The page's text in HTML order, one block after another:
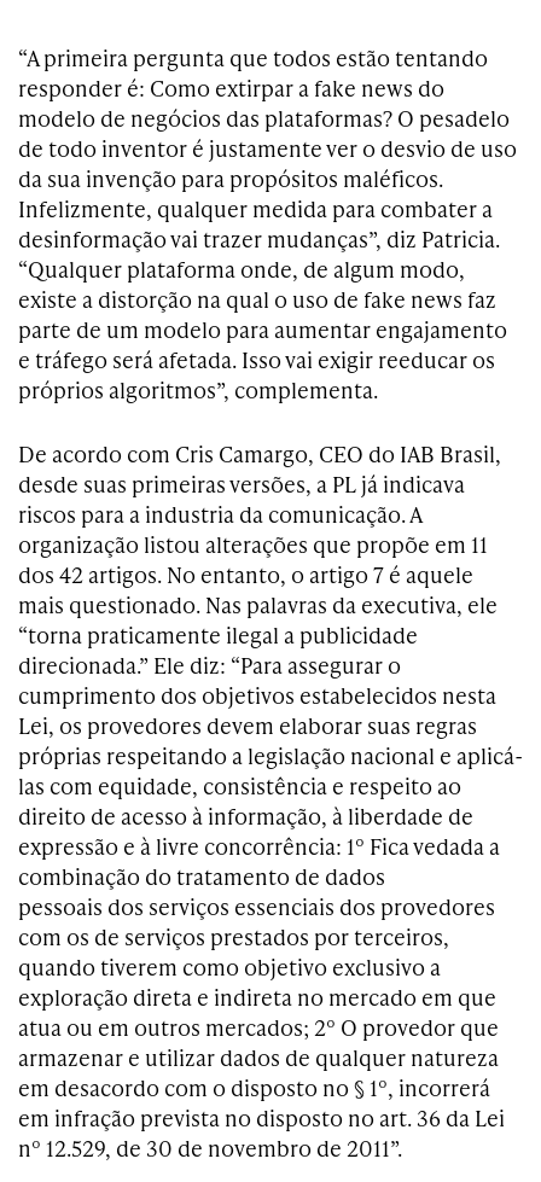
“A primeira pergunta que todos estão tentando
responder é: Como extirpar a fake news do
modelo de negócios das plataformas? O pesadelo
de todo inventor é justamente ver o desvio de uso
da sua invenção para propósitos maléficos.
Infelizmente, qualquer medida para combater a
desinformação vai trazer mudanças”, diz Patricia.
“Qualquer plataforma onde, de algum modo,
existe a distorção na qual o uso de fake news faz
parte de um modelo para aumentar engajamento
e tráfego será afetada. Isso vai exigir reeducar os
próprios algoritmos”, complementa.
De acordo com Cris Camargo, CEO do IAB Brasil,
desde suas primeiras versões, a PL já indicava
riscos para a industria da comunicação. A
organização listou alterações que propõe em 11
dos 42 artigos. No entanto, o artigo 7 é aquele
mais questionado. Nas palavras da executiva, ele
“torna praticamente ilegal a publicidade
direcionada.” Ele diz: “Para assegurar o
cumprimento dos objetivos estabelecidos nesta
Lei, os provedores devem elaborar suas regras
próprias respeitando a legislação nacional e aplicá-
las com equidade, consistência e respeito ao
direito de acesso à informação, à liberdade de
expressão e à livre concorrência: 1º Fica vedada a
combinação do tratamento de dados
pessoais dos serviços essenciais dos provedores
com os de serviços prestados por terceiros,
quando tiverem como objetivo exclusivo a
exploração direta e indireta no mercado em que
atua ou em outros mercados; 2º O provedor que
armazenar e utilizar dados de qualquer natureza
em desacordo com o disposto no § 1º, incorrerá
em infração prevista no disposto no art. 36 da Lei
nº 12.529, de 30 de novembro de 2011”.